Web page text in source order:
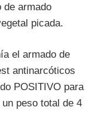
de armado
picada.
el armado de
antinarcóticos
POSITIVO para
peso total de 4